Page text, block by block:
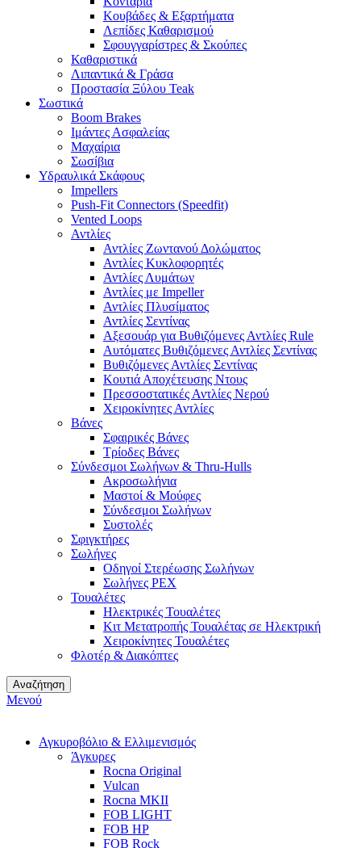
Κουβάδες & Εξαρτήματα
Λεπίδες Καθαρισμού
Σφουγγαρίστρες & Σκούπες
Καθαριστικά
Λιπαντικά & Γράσα
Προστασία Ξύλου Teak
Σωστικά
Boom Brakes
Ιμάντες Ασφαλείας
Μαχαίρια
Σωσίβια
Υδραυλικά Σκάφους
Impellers
Push-Fit Connectors (Speedfit)
Vented Loops
Αντλίες
Αντλίες Ζωντανού Δολώματος
Αντλίες Κυκλοφορητές
Αντλίες Λυμάτων
Αντλίες με Impeller
Αντλίες Πλυσίματος
Αντλίες Σεντίνας
Αξεσουάρ για Βυθιζόμενες Αντλίες Rule
Αυτόματες Βυθιζόμενες Αντλίες Σεντίνας
Βυθιζόμενες Αντλίες Σεντίνας
Κουτιά Αποχέτευσης Ντους
Πρεσσοστατικές Αντλίες Νερού
Χειροκίνητες Αντλίες
Βάνες
Σφαιρικές Βάνες
Τρίοδες Βάνες
Σύνδεσμοι Σωλήνων & Thru-Hulls
Ακροσωλήνια
Μαστοί & Μούφες
Σύνδεσμοι Σωλήνων
Συστολές
Σφιγκτήρες
Σωλήνες
Οδηγοί Στερέωσης Σωλήνων
Σωλήνες PEX
Τουαλέτες
Ηλεκτρικές Τουαλέτες
Κιτ Μετατροπής Τουαλέτας σε Ηλεκτρική
Χειροκίνητες Τουαλέτες
Φλοτέρ & Διακόπτες
Αναζήτηση
Μενού
Αγκυροβόλιο & Ελλιμενισμός
Άγκυρες
Rocna Original
Vulcan
Rocna MKII
FOB LIGHT
FOB HP
FOB Rock